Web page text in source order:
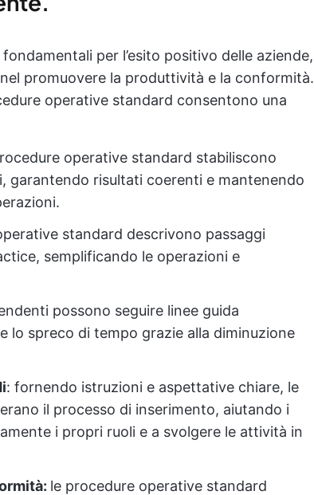
per l’esito positivo delle aziende,
promuovere la produttività e la conformità.
operative standard consentono una
operative standard stabiliscono
garantendo risultati coerenti e mantenendo
standard descrivono passaggi
semplificando le operazioni e
possono seguire linee guida
lo spreco di tempo grazie alla diminuzione
: fornendo istruzioni e aspettative chiare, le
il processo di inserimento, aiutando i
i propri ruoli e a svolgere le attività in
le procedure operative standard